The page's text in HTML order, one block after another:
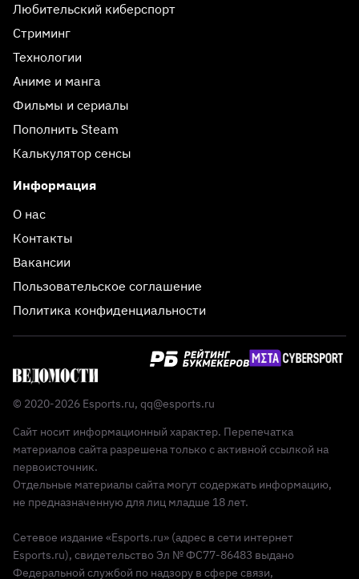
Любительский киберспорт
Стриминг
Технологии
Аниме и манга
Фильмы и сериалы
Пополнить Steam
Калькулятор сенсы
Информация
О нас
Контакты
Вакансии
Пользовательское соглашение
Политика конфиденциальности
© 2020-2026 Esports.ru, qq@esports.ru
Сайт носит информационный характер. Перепечатка
материалов сайта разрешена только с активной ссылкой на
первоисточник.
Отдельные материалы сайта могут содержать информацию,
не предназначенную для лиц младше 18 лет.
Сетевое издание «Esports.ru» (адрес в сети интернет
Esports.ru), свидетельство Эл № ФС77-86483 выдано
Федеральной службой по надзору в сфере связи,